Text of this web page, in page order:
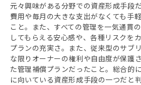
元々興味がある分野での資産形成手段
費用や毎月の大きな支出がなくても手
こと。また、すべての管理を一気通貫
してもらえる安心感や、各種リスクを
プランの充実さ。また、従来型のサブ
な限りオーナーの権利や自由度が保護
た管理補償プランだったこと。総合的
に向いている資産形成手段の一つだと